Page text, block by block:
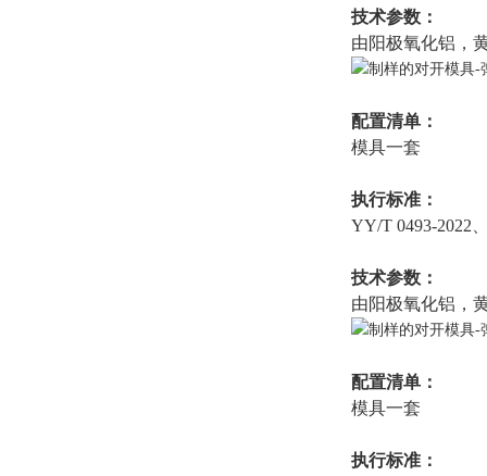
技术参数：
由阳极氧化铝，
配置清单：
模具一套
执行标准：
YY/T 0493-2022
技术参数：
由阳极氧化铝，
配置清单：
模具一套
执行标准：